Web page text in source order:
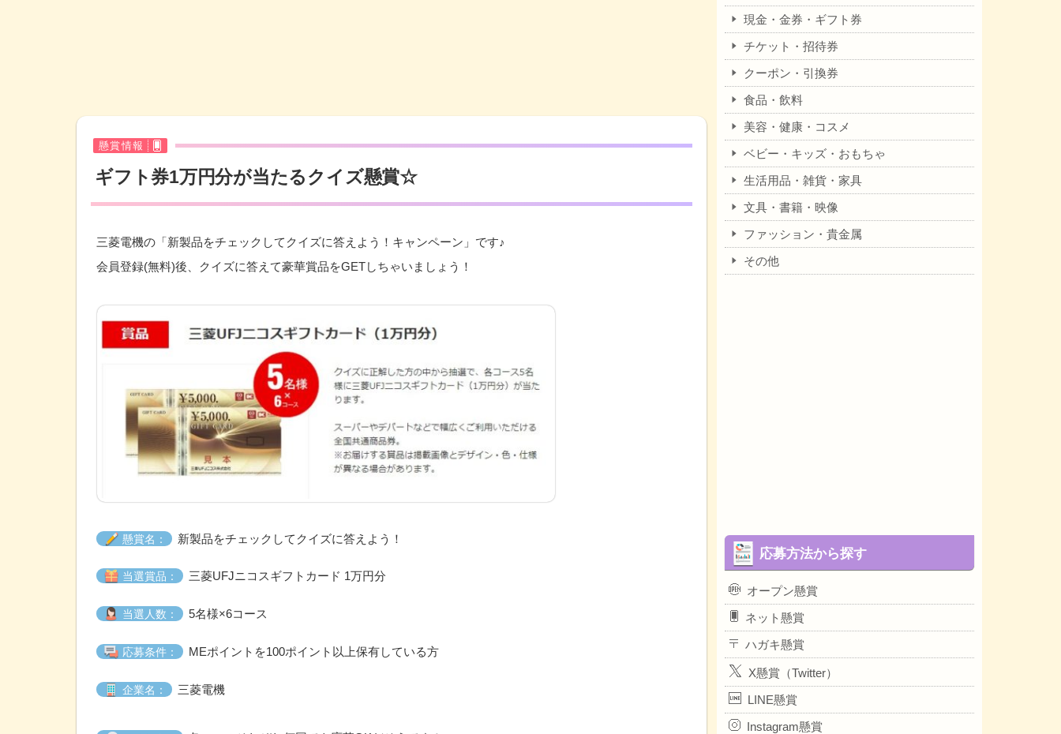
懸賞情報
ギフト券1万円分が当たるクイズ懸賞☆
三菱電機の「新製品をチェックしてクイズに答えよう！キャンペーン」です♪
会員登録(無料)後、クイズに答えて豪華賞品をGETしちゃいましょう！
懸賞名： 新製品をチェックしてクイズに答えよう！
当選賞品： 三菱UFJニコスギフトカード 1万円分
当選人数： 5名様×6コース
応募条件： MEポイントを100ポイント以上保有している方
企業名： 三菱電機
現金・金券・ギフト券
チケット・招待券
クーポン・引換券
食品・飲料
美容・健康・コスメ
ベビー・キッズ・おもちゃ
生活用品・雑貨・家具
文具・書籍・映像
ファッション・貴金属
その他
応募方法から探す
オープン懸賞
ネット懸賞
ハガキ懸賞
X懸賞（Twitter）
LINE懸賞
Instagram懸賞